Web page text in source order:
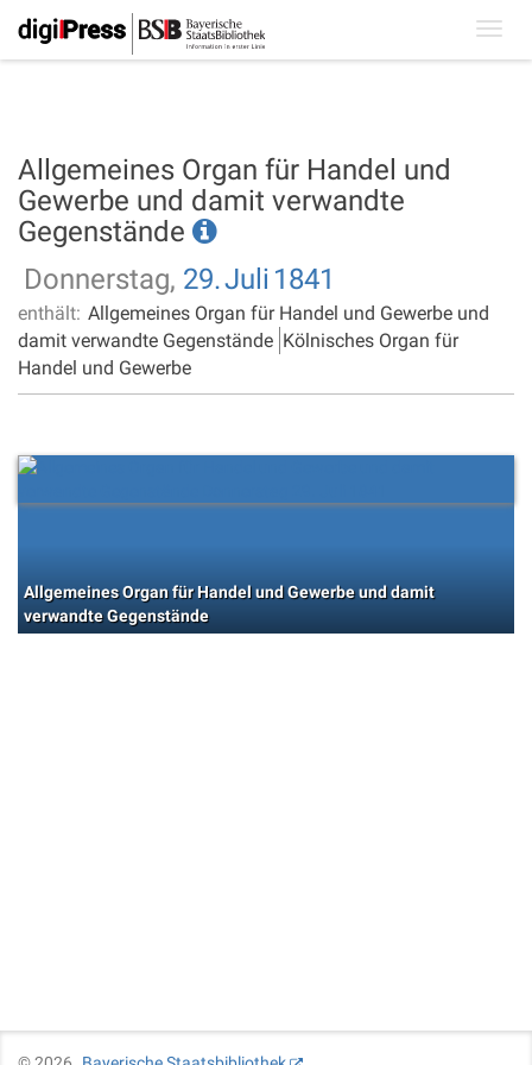
Allgemeines Organ für Handel und
Gewerbe und damit verwandte
Gegenstände
Donnerstag, 29.Juli 1841
enthält: Allgemeines Organ für Handel und Gewerbe und
damit verwandte Gegenstände Kölnisches Organ für
Handel und Gewerbe
Allgemeines Organ für Handel und Gewerbe und damit
verwandte Gegenstände